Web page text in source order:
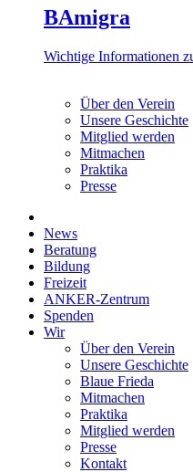
BAmigra
Wichtige Informationen
Über den Verein
Unsere Geschichte
Mitglied werden
Mitmachen
Praktika
Presse
News
Beratung
Bildung
Freizeit
ANKER-Zentrum
Spenden
Wir
Über den Verein
Unsere Geschichte
Blaue Frieda
Mitmachen
Praktika
Mitglied werden
Presse
Kontakt